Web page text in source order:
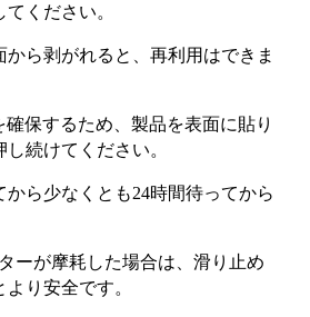
ください。
から剥がれると、再利用はできま
保するため、製品を表面に貼り
続けてください。
から少なくとも24時間待ってから
ーが摩耗した場合は、滑り止め
り安全です。